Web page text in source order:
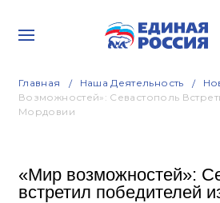
Главная Наша Деятельность
Возможностей»: Севастополь
Мордовии
«Мир возможностей»:
встретил победителей